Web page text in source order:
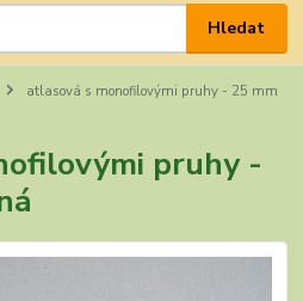
Hledat
atlasová s monofilovými pruhy - 25 mm
pruhy -